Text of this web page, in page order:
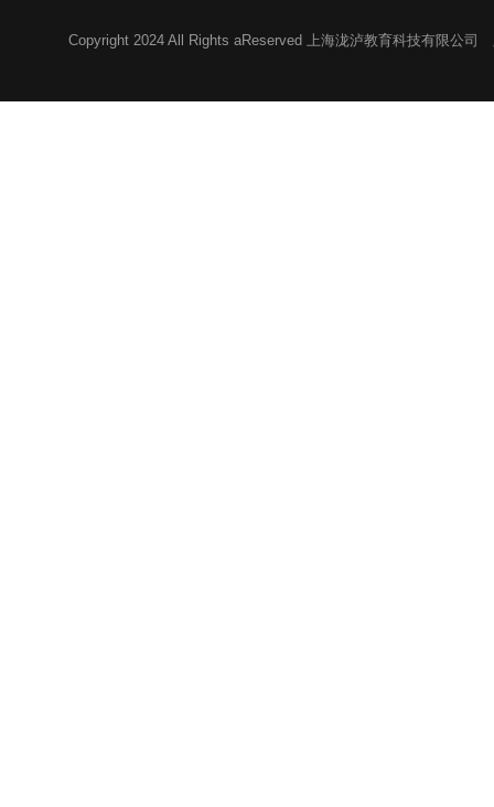
Copyright 2024 All Rights aReserved 上海泷泸教育科技有限公司